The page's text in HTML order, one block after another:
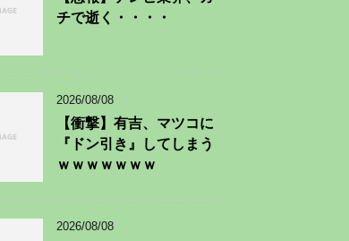
チで逝く・・・・
2026/08/08
【衝撃】有吉、マツコに
『ドン引き』してしまう
ｗｗｗｗｗｗｗ
2026/08/08